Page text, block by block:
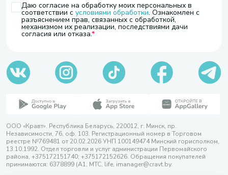
Даю согласие на обработку моих персональных в
соответствии с условиями обработки. Ознакомлен с
разъяснением прав, связанных с обработкой,
механизмом их реализации, последствиями дачи
согласия или отказа.
ООО «Кравт». Республика Беларусь, 220012, г. Минск, пр.
Независимости, 76, оф. 103. Регистрационный номер в Торговом
реестре №769481 от 20.02.2026 УНП 100149474 Минский горисполком,
13.10.1992. Отдел торговли и услуг администрации Первомайского
района, +375172151740; +375172152626. Обращения покупателей
принимаются: 6378899 (А1, МТС, life, imanager@cravt.by.